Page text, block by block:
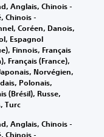
Anglais, Chinois -
Chinois -
Coréen, Danois,
Espagnol
Finnois, Français
Français (France),
Norvégien,
Polonais,
(Brésil), Russe,
Turc
Anglais, Chinois -
Chinois -